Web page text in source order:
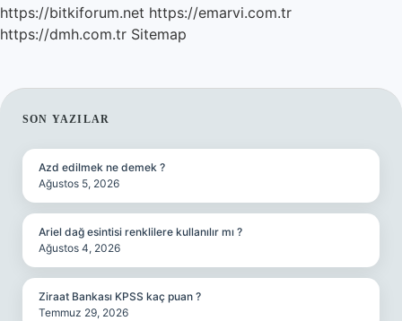
https://bitkiforum.net https://emarvi.com.tr
https://dmh.com.tr Sitemap
SIDEBAR
SON YAZILAR
Azd edilmek ne demek ?
Ağustos 5, 2026
Ariel dağ esintisi renklilere kullanılır mı ?
Ağustos 4, 2026
Ziraat Bankası KPSS kaç puan ?
Temmuz 29, 2026